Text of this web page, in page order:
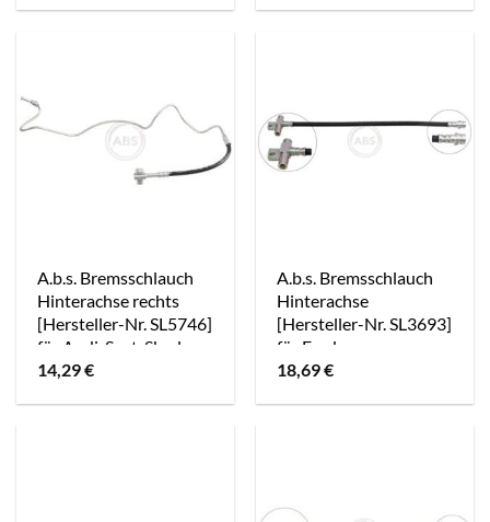
A.b.s. Bremsschlauch
Hinterachse rechts
[Hersteller-Nr. SL5746]
für Audi, Seat, Skoda,
VW
14,29€
A.b.s. Bremsschlauch
Hinterachse
[Hersteller-Nr. SL3693]
für Ford
18,69€